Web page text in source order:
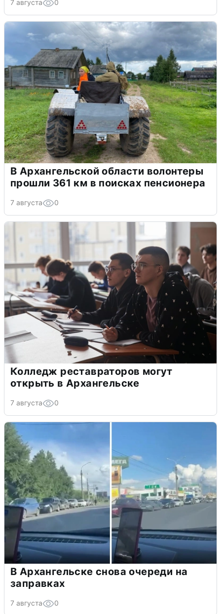
7 августа 0
В Архангельской области волонтеры
прошли 361 км в поисках пенсионера
7 августа 0
Колледж реставраторов могут
открыть в Архангельске
7 августа 0
В Архангельске снова очереди на
заправках
7 августа 0